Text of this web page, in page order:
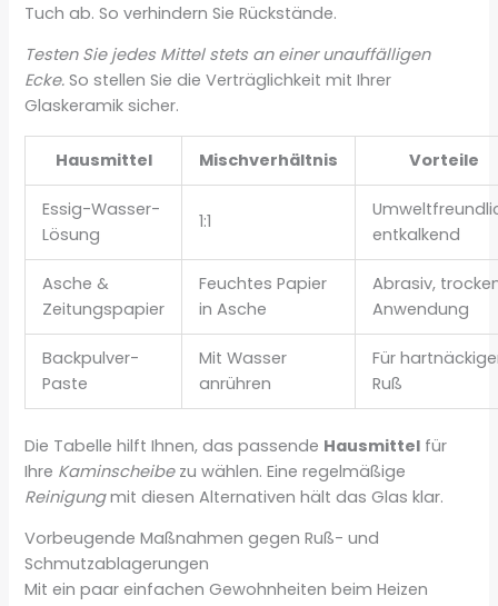
Tuch ab. So verhindern Sie Rückstände.
Testen Sie jedes Mittel stets an einer unauffälligen
Ecke. So stellen Sie die Verträglichkeit mit Ihrer
Glaskeramik sicher.
Hausmittel Mischverhältnis Vorteile
Essig-Wasser-
Lösung
1:1
entkalkend
Asche &
Zeitungspapier
Feuchtes Papier
in Asche
Abrasiv,
Anwendung
Backpulver-
Paste
Mit Wasser
anrühren
Für
Ruß
Die Tabelle hilft Ihnen, das passende Hausmittel für
Ihre Kaminscheibezu wählen. Eine regelmäßige
Reinigungmit diesen Alternativen hält das Glas klar.
Vorbeugende Maßnahmen gegen Ruß- und
Schmutzablagerungen
Mit ein paar einfachen Gewohnheiten beim Heizen